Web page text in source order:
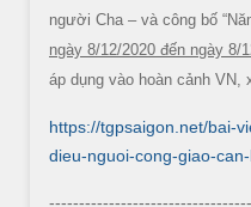
người Cha – và công bố
ngày 8/12/2020 đến ngày 8/
áp dụng vào hoàn cảnh VN,
https://tgpsaigon.net/bai-
dieu-nguoi-cong-giao-